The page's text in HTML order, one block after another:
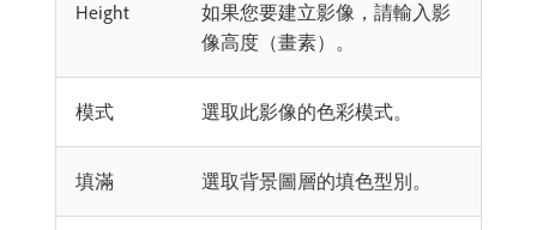
Height
如果您要建立影像，請輸入影
像高度（畫素）。
模式 選取此影像的色彩模式。
填滿 選取背景圖層的填色型別。